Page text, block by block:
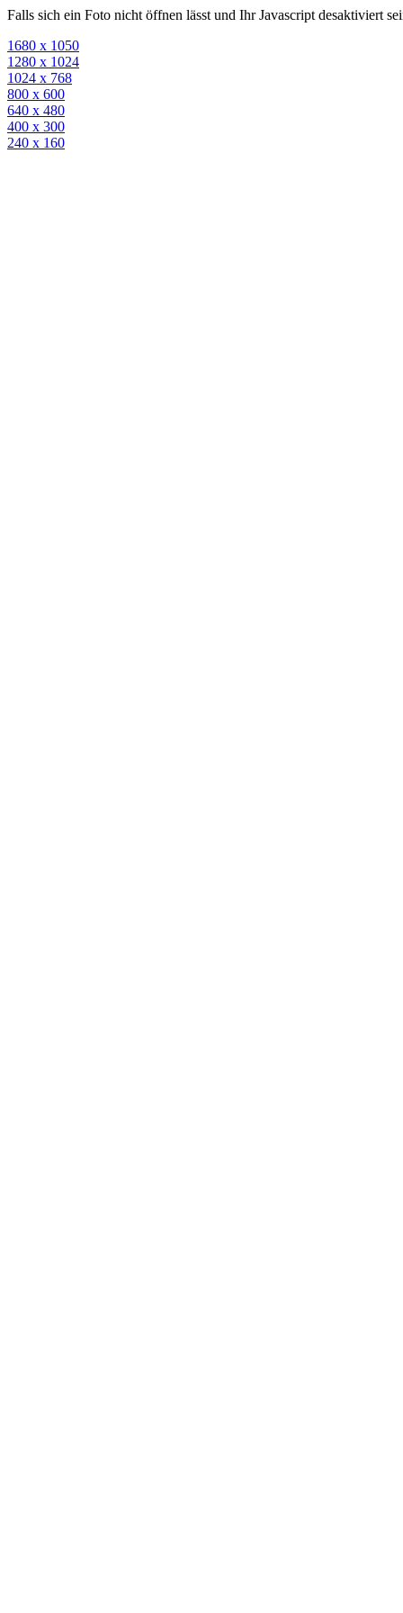
Falls sich ein Foto nicht öffnen lässt und Ihr Javascript desaktiviert
1680 x 1050
1280 x 1024
1024 x 768
800 x 600
640 x 480
400 x 300
240 x 160